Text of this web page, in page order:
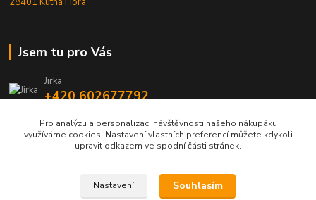
Jsem tu pro Vás
Jirka
+420 602677792
info@jarmy.cz
Pro analýzu a personalizaci návštěvnosti našeho nákupáku
využíváme cookies. Nastavení vlastních preferencí můžete kdykoli
upravit odkazem ve spodní části stránek.
Nastavení Souhlasím